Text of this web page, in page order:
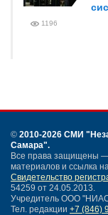
1196
© 2010-2026 СМИ
Самара".
Все права защищены —
материалов и ссылка
Свидетельство
54259 от 24.05.2013.
Учредитель ООО
Тел. редакции +7 (846)